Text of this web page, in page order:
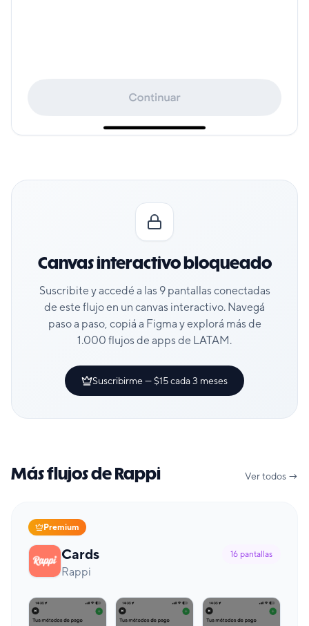
Canvas interactivo bloqueado
Suscribite y accedé a las 9pantallas conectadas
de este flujo en un canvas interactivo. Navegá
paso a paso, copiá a Figma y explorá más de
1.000 flujos de apps de LATAM.
Suscribirme — $15 cada 3 meses
Más flujos de Rappi Ver todos →
Premium
Cards
Rappi
16 pantallas